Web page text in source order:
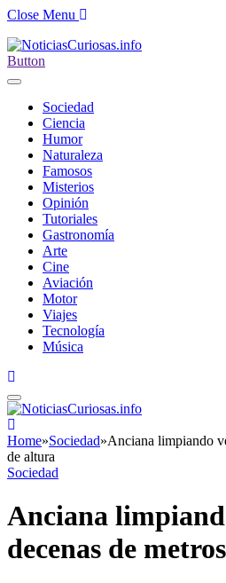
Close Menu
Button
Sociedad
Ciencia
Humor
Naturaleza
Famosos
Misterios
Opinión
Tutoriales
Gastronomía
Arte
Cine
Aviación
Motor
Viajes
Tecnología
Música
Home»Sociedad»Anciana limpiando
de altura
Sociedad
Anciana
decenas de